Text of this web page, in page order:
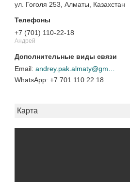
ул. Гоголя 253, Алматы, Казахстан
+7 (701) 110-22-18
Андрей
+7 701 110 22 18
Карта